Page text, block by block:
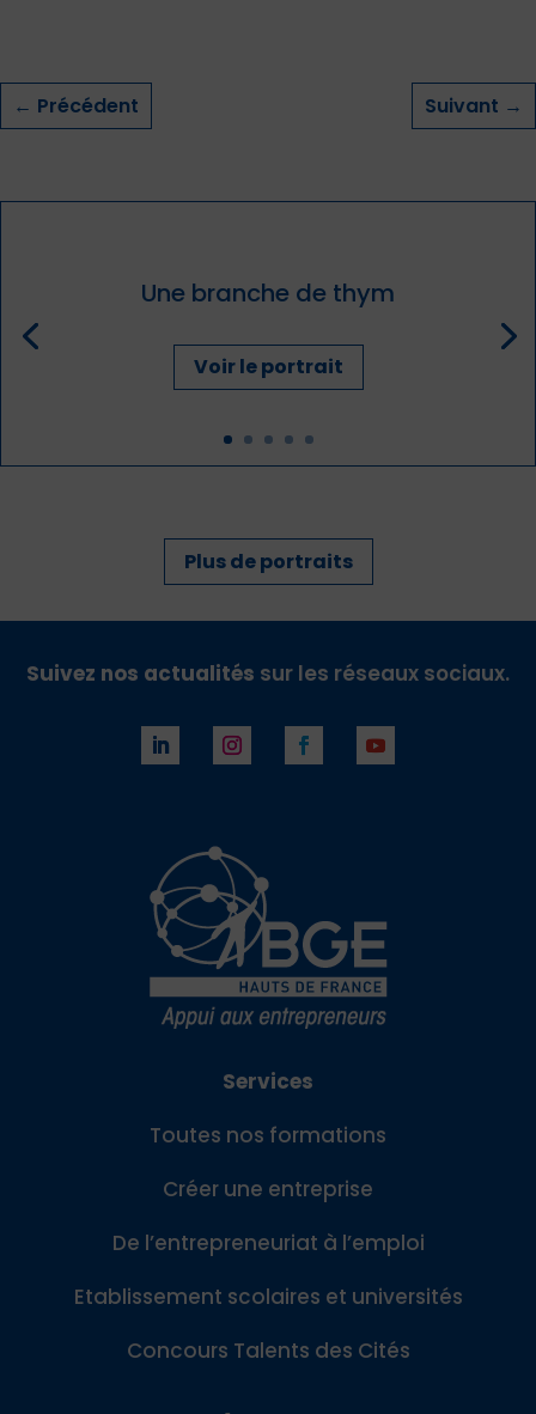
← Précédent Suivant →
Une branche de thym
Voir le portrait
Plus de portraits
Suivez nos actualités sur les réseaux sociaux.
Services
Toutes nos formations
Créer une entreprise
De l’entrepreneuriat à l’emploi
Etablissement scolaires et universités
Concours Talents des Cités